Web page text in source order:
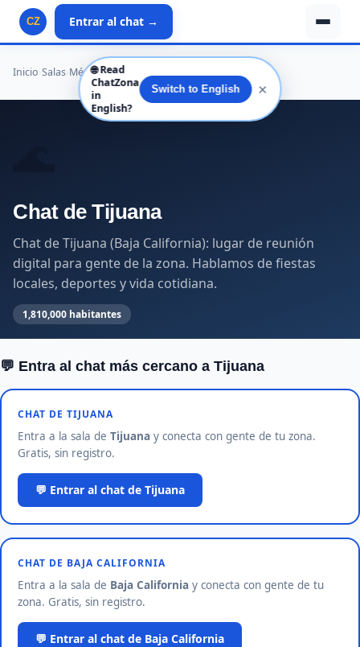
CZ Entrar al chat →
Inicio Salas México›Baja California
Chat de Tijuana
Chat de Tijuana (Baja California): lugar de reunión
digital para gente de la zona. Hablamos de fiestas
locales, deportes y vida cotidiana.
1,810,000 habitantes
💬 Entra al chat más cercano a Tijuana
CHAT DE TIJUANA
Entra a la sala de Tijuana y conecta con gente de tu zona.
Gratis, sin registro.
💬 Entrar al chat de Tijuana
CHAT DE BAJA CALIFORNIA
Entra a la sala de Baja California y conecta con gente de tu
zona. Gratis, sin registro.
💬 Entrar al chat de Baja California
🌐 Read
ChatZona
in
English?
Switch to English ✕